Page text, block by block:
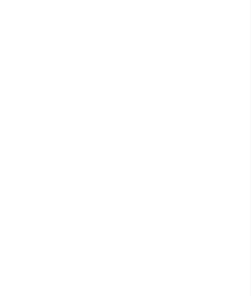
est
de le faire pour
vous, ou selon les
première